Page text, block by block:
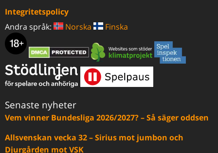
Integritetspolicy
Andra språk:
Norska Finska
Senaste nyheter
Vem vinner Bundesliga 2026/2027? – Så säger oddsen
Allsvenskan vecka 32 – Sirius mot jumbon och
Djurgården mot VSK